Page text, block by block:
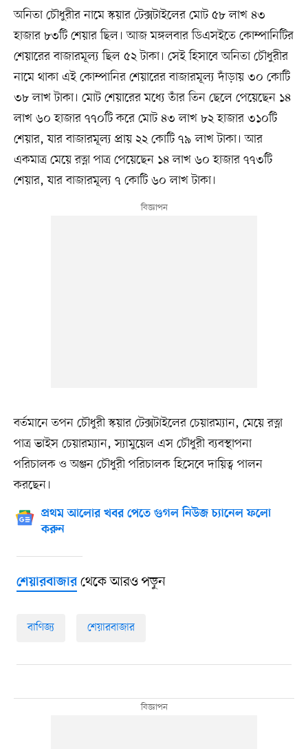
অনিতা চৌধুরীর নামে স্কয়ার টেক্সটাইলের মোট ৫৮ লাখ ৪৩
হাজার ৮৩টি শেয়ার ছিল। আজ মঙ্গলবার ডিএসইতে কোম্পানিটির
শেয়ারের বাজারমূল্য ছিল ৫২ টাকা। সেই হিসাবে অনিতা চৌধুরীর
নামে থাকা এই কোম্পানির শেয়ারের বাজারমূল্য দাঁড়ায় ৩০ কোটি
৩৮ লাখ টাকা। মোট শেয়ারের মধ্যে তাঁর তিন ছেলে পেয়েছেন ১৪
লাখ ৬০ হাজার ৭৭০টি করে মোট ৪৩ লাখ ৮২ হাজার ৩১০টি
শেয়ার, যার বাজারমূল্য প্রায় ২২ কোটি ৭৯ লাখ টাকা। আর
একমাত্র মেয়ে রত্না পাত্র পেয়েছেন ১৪ লাখ ৬০ হাজার ৭৭৩টি
শেয়ার, যার বাজারমূল্য ৭ কোটি ৬০ লাখ টাকা।
বর্তমানে তপন চৌধুরী স্কয়ার টেক্সটাইলের চেয়ারম্যান, মেয়ে রত্না
পাত্র ভাইস চেয়ারম্যান, স্যামুয়েল এস চৌধুরী ব্যবস্থাপনা
পরিচালক ও অঞ্জন চৌধুরী পরিচালক হিসেবে দায়িত্ব পালন
করছেন।
প্রথম আলোর খবর পেতে গুগল নিউজ চ্যানেল ফলো
করুন
শেয়ারবাজারথেকে আরও পড়ুন
বাণিজ্য শেয়ারবাজার